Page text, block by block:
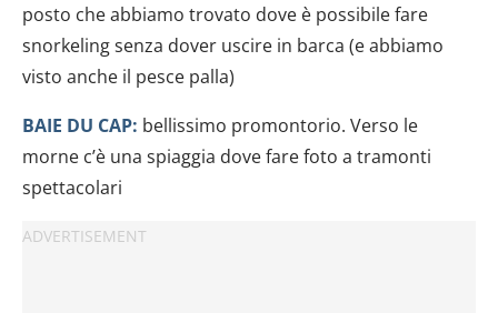
posto che abbiamo trovato dove è possibile fare
snorkeling senza dover uscire in barca (e abbiamo
visto anche il pesce palla)
BAIE DU CAP: bellissimo promontorio. Verso le
morne c’è una spiaggia dove fare foto a tramonti
spettacolari